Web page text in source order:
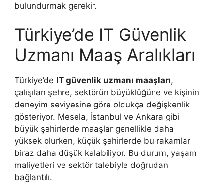
bulundurmak gerekir.
Türkiye’de IT Güvenlik
Uzmanı Maaş Aralıkları
Türkiye’de IT güvenlik uzmanı maaşları,
çalışılan şehre, sektörün büyüklüğüne ve kişinin
deneyim seviyesine göre oldukça değişkenlik
gösteriyor. Mesela, İstanbul ve Ankara gibi
büyük şehirlerde maaşlar genellikle daha
yüksek olurken, küçük şehirlerde bu rakamlar
biraz daha düşük kalabiliyor. Bu durum, yaşam
maliyetleri ve sektör talebiyle doğrudan
bağlantılı.